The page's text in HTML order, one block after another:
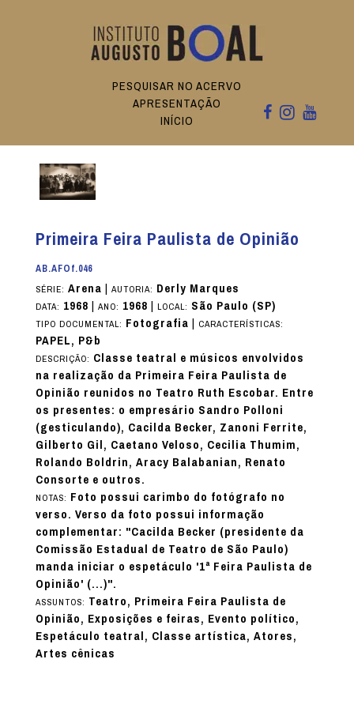
PESQUISAR NO ACERVO
APRESENTAÇÃO
INÍCIO
Primeira Feira Paulista de Opinião
AB.AFOf.046
SÉRIE: Arena| AUTORIA: Derly Marques
DATA: 1968| ANO: 1968| LOCAL: São Paulo (SP)
TIPO DOCUMENTAL: Fotografia| CARACTERÍSTICAS:
PAPEL, P&b
DESCRIÇÃO: Classe teatral e músicos envolvidos
na realização da Primeira Feira Paulista de
Opinião reunidos no Teatro Ruth Escobar. Entre
os presentes: o empresário Sandro Polloni
(gesticulando), Cacilda Becker, Zanoni Ferrite,
Gilberto Gil, Caetano Veloso, Cecilia Thumim,
Rolando Boldrin, Aracy Balabanian, Renato
Consorte e outros.
NOTAS: Foto possui carimbo do fotógrafo no
verso. Verso da foto possui informação
complementar: "Cacilda Becker (presidente da
Comissão Estadual de Teatro de São Paulo)
manda iniciar o espetáculo '1ª Feira Paulista de
Opinião' (...)".
ASSUNTOS: Teatro, Primeira Feira Paulista de
Opinião, Exposições e feiras, Evento político,
Espetáculo teatral, Classe artística, Atores,
Artes cênicas